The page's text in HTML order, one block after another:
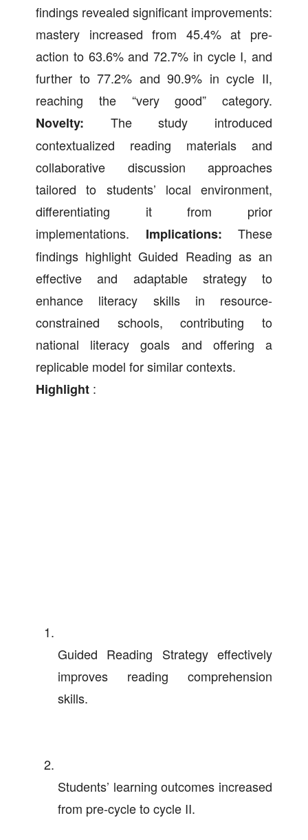
findings revealed significant improvements:
mastery increased from 45.4% at pre-
action to 63.6% and 72.7% in cycle I, and
further to 77.2% and 90.9% in cycle II,
reaching the “very good” category.
Novelty: The study introduced
contextualized reading materials and
collaborative discussion approaches
tailored to students’ local environment,
differentiating it from prior
implementations. Implications: These
findings highlight Guided Reading as an
effective and adaptable strategy to
enhance literacy skills in resource-
constrained schools, contributing to
national literacy goals and offering a
replicable model for similar contexts.
Highlight :
Guided Reading Strategy effectively
improves reading comprehension
skills.
Students’ learning outcomes increased
from pre-cycle to cycle II.